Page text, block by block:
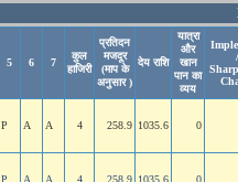
5 6 7
कुल
हाजिरी
प्रतिदन
मजदूर
(माप के
अनुसार )
देय राशि
यात्रा
और
खान
पान का
व्यय
/
P A A 4 258.9 1035.6 0
P A A 4 258.9 1035.6 0